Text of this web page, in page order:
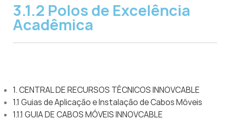
3.1.2 Polos de Excelência
Acadêmica
1. CENTRAL DE RECURSOS TÉCNICOS INNOVCABLE
1.1 Guias de Aplicação e Instalação de Cabos Móveis
1.1.1 GUIA DE CABOS MÓVEIS INNOVCABLE